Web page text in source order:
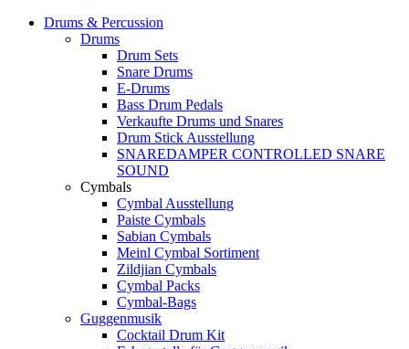
Drums & Percussion
Drums
Drum Sets
Snare Drums
E-Drums
Bass Drum Pedals
Verkaufte Drums und Snares
Drum Stick Ausstellung
SNAREDAMPER CONTROLLED SNARE
SOUND
Cymbals
Cymbal Ausstellung
Paiste Cymbals
Sabian Cymbals
Meinl Cymbal Sortiment
Zildjian Cymbals
Cymbal Packs
Cymbal-Bags
Guggenmusik
Cocktail Drum Kit